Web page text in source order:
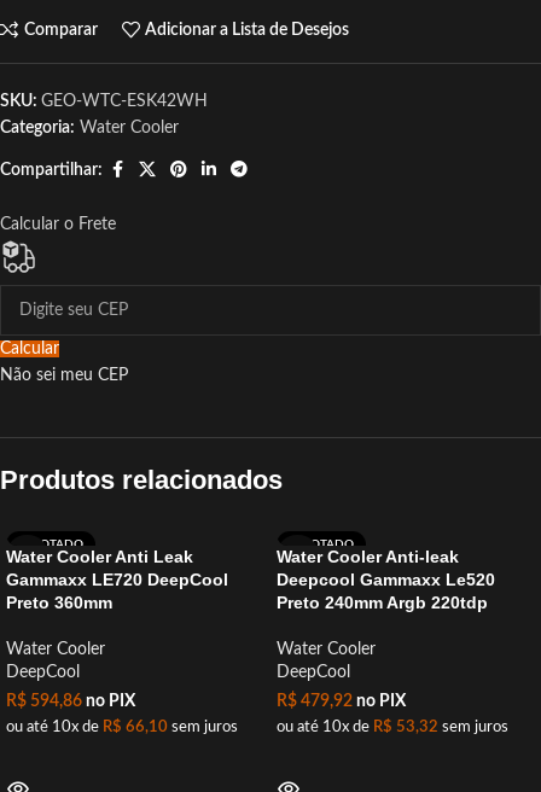
Comparar Adicionar a Lista de Desejos
SKU: GEO-WTC-ESK42WH
Categoria: Water Cooler
Compartilhar:
Calcular o Frete
Calcular
Não sei meu CEP
Produtos relacionados
ESGOTADO
Water Cooler Anti Leak
Gammaxx LE720 DeepCool
Preto 360mm
Water Cooler
DeepCool
R$ 594,86 no PIX
ou até 10x de R$ 66,10 sem juros
ESGOTADO
Water Cooler Anti-leak
Deepcool Gammaxx Le520
Preto 240mm Argb 220tdp
Water Cooler
DeepCool
R$ 479,92 no PIX
ou até 10x de R$ 53,32 sem juros